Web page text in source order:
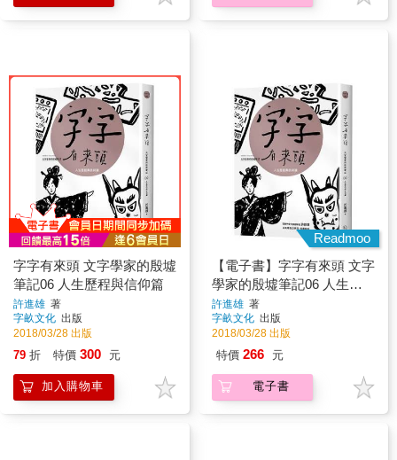
字字有來頭 文字學家的殷墟
筆記06 人生歷程與信仰篇
許進雄 著
字畝文化 出版
2018/03/28 出版
79 折 特價 300 元
加入購物車
Readmoo
【電子書】字字有來頭 文字
學家的殷墟筆記06 人生歷
程與信仰篇
許進雄 著
字畝文化 出版
2018/03/28 出版
特價 266 元
電子書